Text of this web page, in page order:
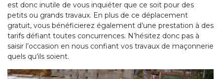
est donc inutile de vous inquiéter que ce soit pour des
petits ou grands travaux. En plus de ce déplacement
gratuit, vous bénéficierez également d’une prestation à des
tarifs défiant toutes concurrences. N’hésitez donc pas à
saisir l’occasion en nous confiant vos travaux de maçonnerie
quels qu’ils soient.